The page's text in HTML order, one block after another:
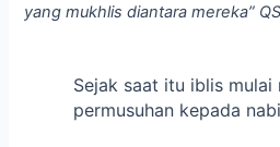
yang mukhlis diantara mereka”
Sejak saat itu iblis mulai
permusuhan kepada